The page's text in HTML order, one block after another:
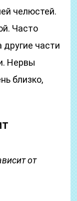
челюстей.
Часто
части
Нервы
близко,
от